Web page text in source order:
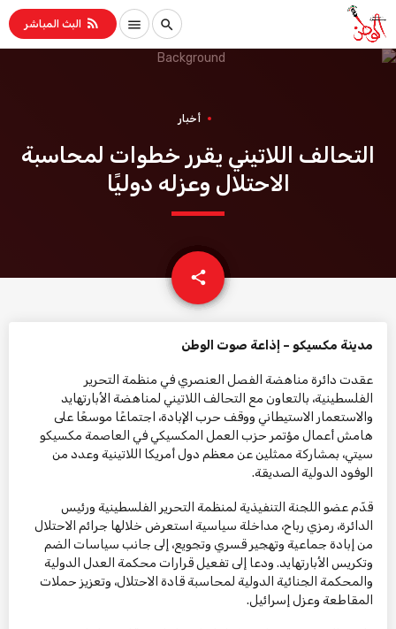
search
menu
rss_feed البث المباشر
أخبار
التحالف اللاتيني يقرر خطوات لمحاسبة
الاحتلال وعزله دوليًا
share
email
مدينة مكسيكو – إذاعة صوت الوطن
عقدت دائرة مناهضة الفصل العنصري في منظمة التحرير
الفلسطينية، بالتعاون مع التحالف اللاتيني لمناهضة الأبارتهايد
والاستعمار الاستيطاني ووقف حرب الإبادة، اجتماعًا موسعًا على
هامش أعمال مؤتمر حزب العمل المكسيكي في العاصمة مكسيكو
سيتي، بمشاركة ممثلين عن معظم دول أمريكا اللاتينية وعدد من
الوفود الدولية الصديقة.
قدّم عضو اللجنة التنفيذية لمنظمة التحرير الفلسطينية ورئيس
الدائرة، رمزي رباح، مداخلة سياسية استعرض خلالها جرائم الاحتلال
من إبادة جماعية وتهجير قسري وتجويع، إلى جانب سياسات الضم
وتكريس الأبارتهايد. ودعا إلى تفعيل قرارات محكمة العدل الدولية
والمحكمة الجنائية الدولية لمحاسبة قادة الاحتلال، وتعزيز حملات
المقاطعة وعزل إسرائيل.